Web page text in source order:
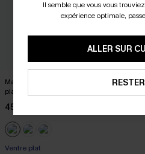
Maillot de bain une pièce rose ventre
plat à col montant
45,00 €
Ventre plat
Il semble que vous vous
expérience optimale,
ALLER SUR